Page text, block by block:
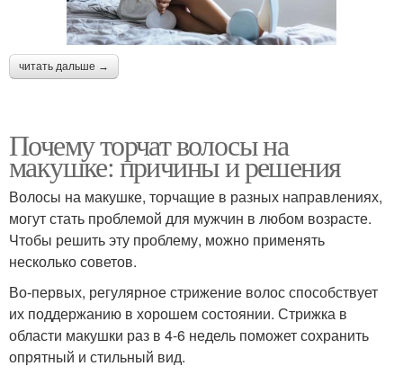
читать дальше →
Почему торчат волосы на
макушке: причины и решения
Волосы на макушке, торчащие в разных направлениях,
могут стать проблемой для мужчин в любом возрасте.
Чтобы решить эту проблему, можно применять
несколько советов.
Во-первых, регулярное стрижение волос способствует
их поддержанию в хорошем состоянии. Стрижка в
области макушки раз в 4-6 недель поможет сохранить
опрятный и стильный вид.